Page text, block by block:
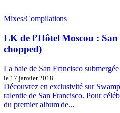
Mixes/Compilations
LK de l’Hôtel Moscou :
chopped)
La baie de San Francisco
le 17 janvier 2018
Découvrez en exclusivité sur
ralentie de San Francisco. Pour
du premier album de...